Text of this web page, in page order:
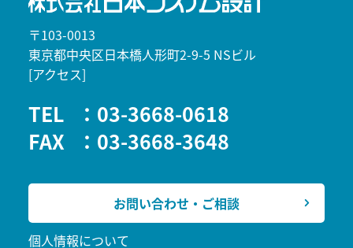
〒103-0013
東京都中央区日本橋人形町2-9-5 NSビル
[アクセス]
TEL
：03-3668-0618
FAX
：03-3668-3648
お問い合わせ・ご相談
個人情報について